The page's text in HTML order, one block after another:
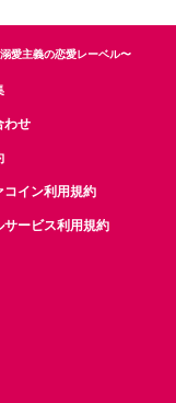
愛主義の恋愛レーベル〜
わせ
コイン利用規約
サービス利用規約